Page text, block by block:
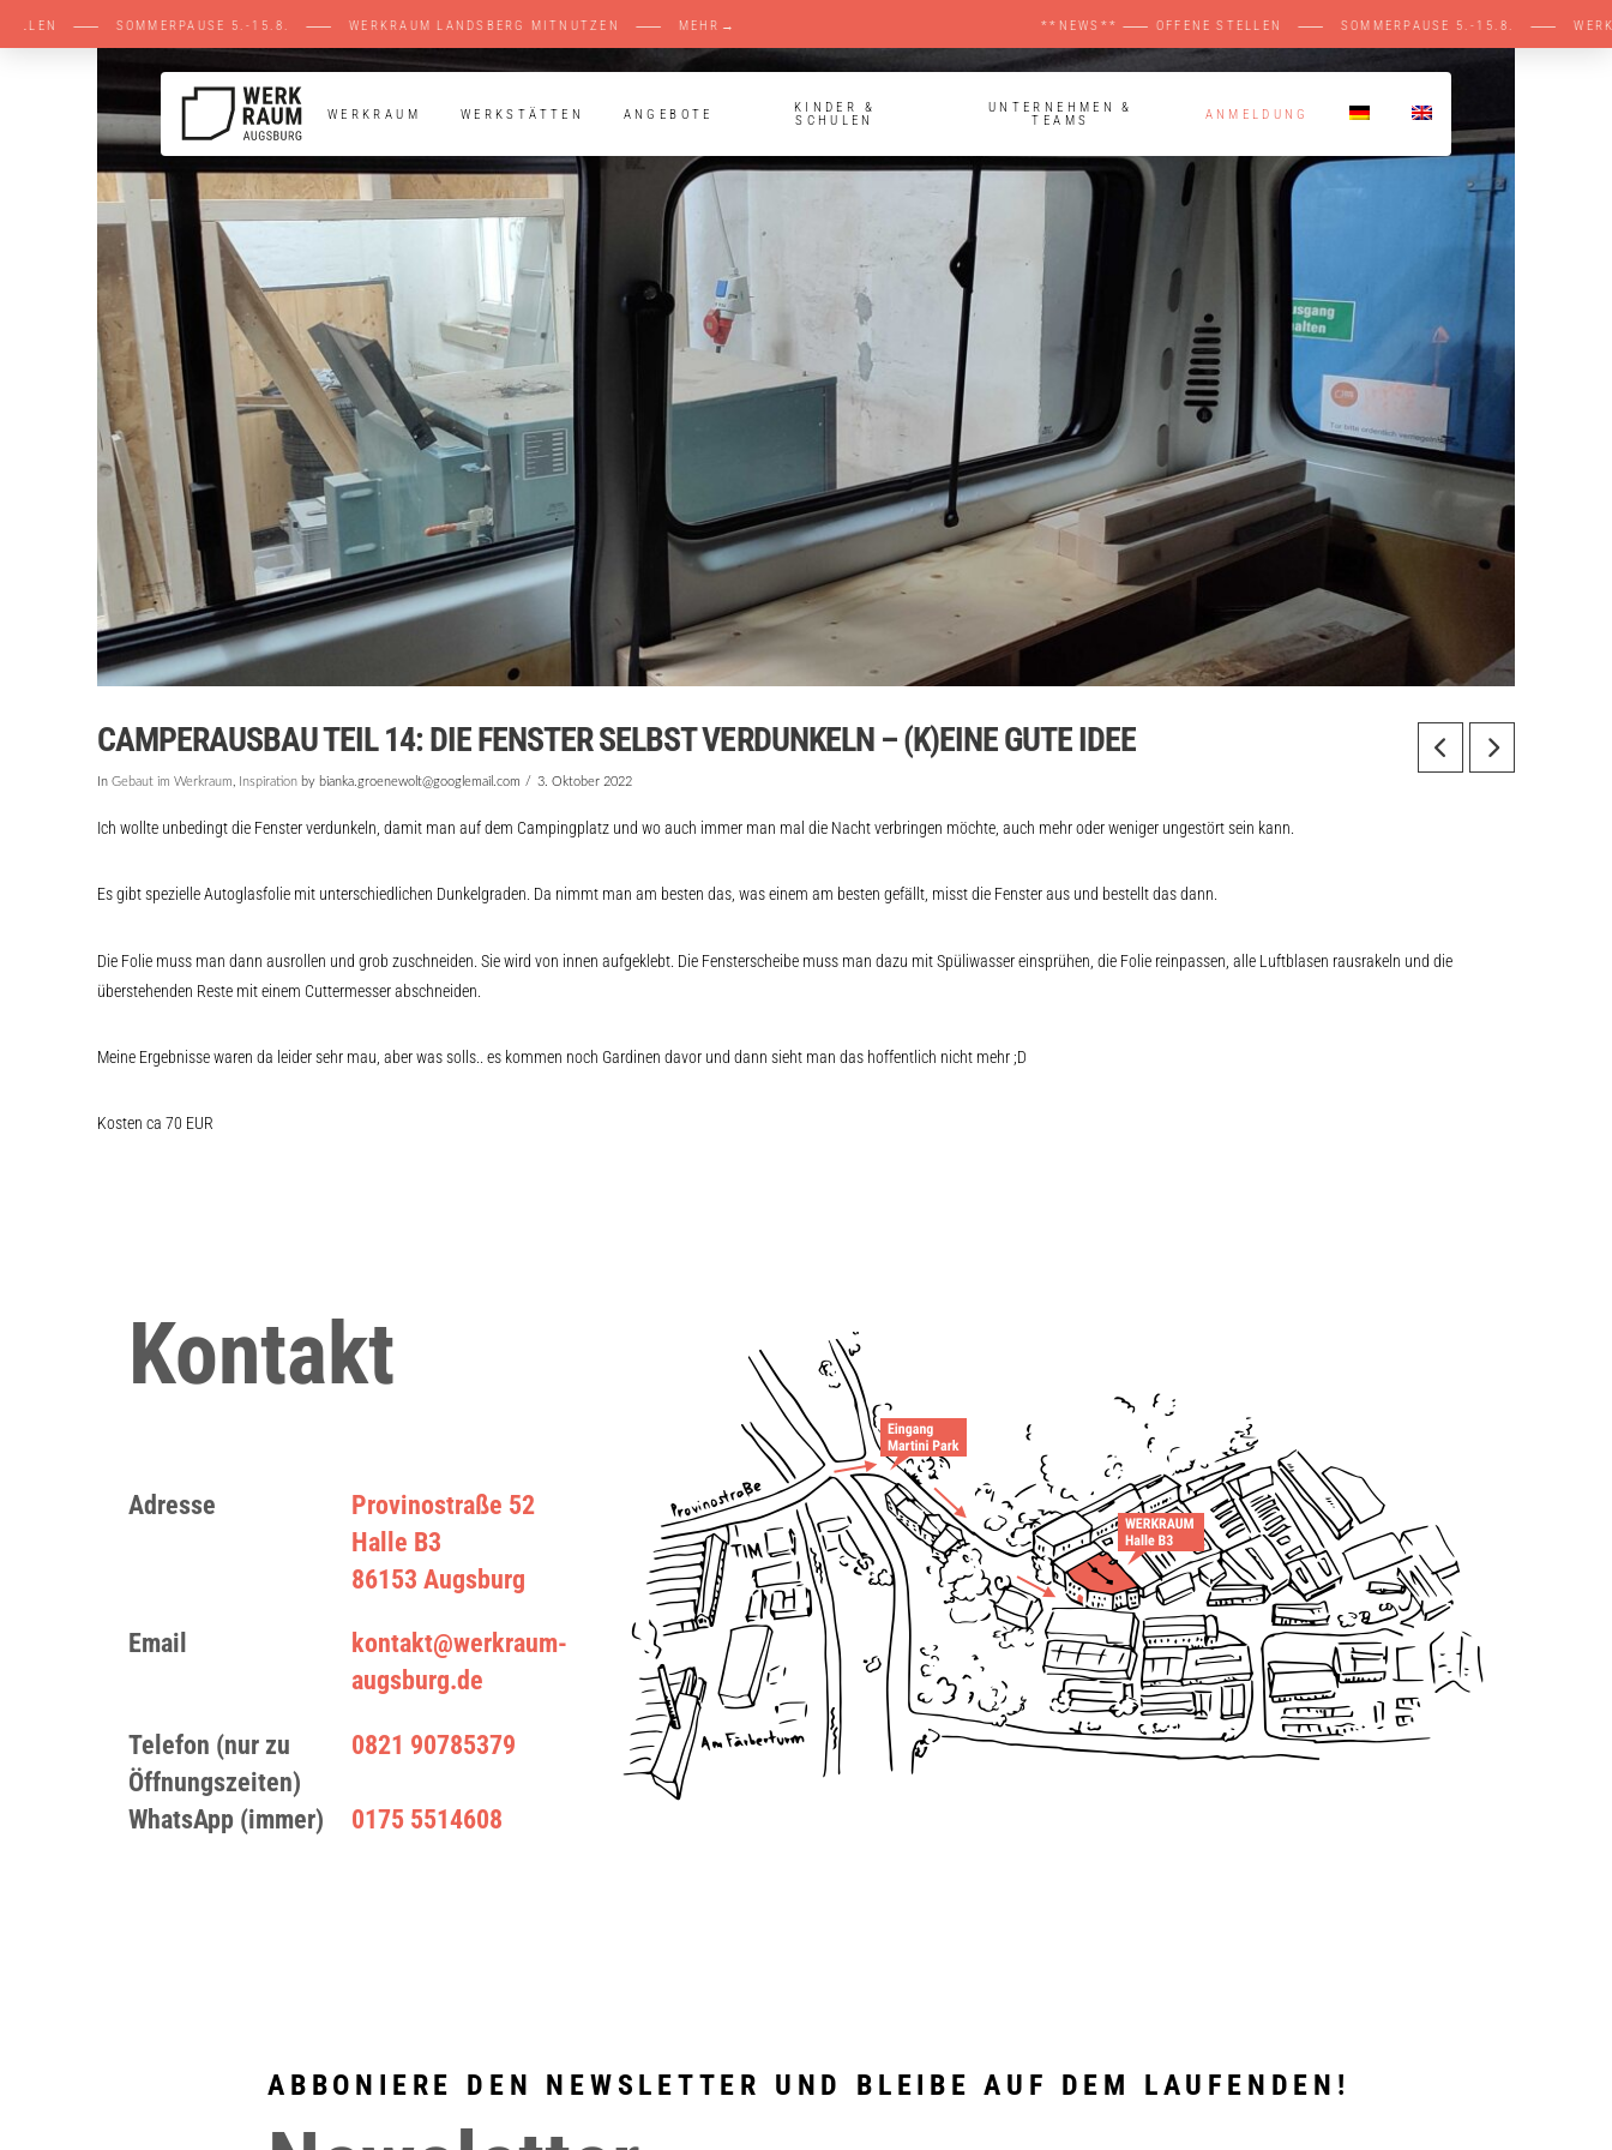
WERKRAUM WERKSTÄTTEN ANGEBOTE
KINDER &
SCHULEN
UNTERNEHMEN &
TEAMS
ANMELDUNG
STELLEN ⸺ SOMMERPAUSE 5.-15.8. ⸺ WERKRAUM LANDSBERG MITNUTZEN ⸺ MEHR→ **NEWS** ⸺ OFFENE STELLEN ⸺ SOMMERPAUSE
CAMPERAUSBAU TEIL 14: DIE FENSTER SELBST VERDUNKELN – (K)EINE GUTE IDEE
In Gebaut im Werkraum Inspirationby bianka.groenewolt@googlemail.com 3. Oktober 2022
Ich wollte unbedingt die Fenster verdunkeln, damit man auf dem Campingplatz und wo auch immer man mal die Nacht verbringen möchte, auch mehr oder weniger ungestört sein kann.
Es gibt spezielle Autoglasfolie mit unterschiedlichen Dunkelgraden. Da nimmt man am besten das, was einem am besten gefällt, misst die Fenster aus und bestellt das dann.
Die Folie muss man dann ausrollen und grob zuschneiden. Sie wird von innen aufgeklebt. Die Fensterscheibe muss man dazu mit Spüliwasser einsprühen, die Folie reinpassen, alle Luftblasen rausrakeln und die
überstehenden Reste mit einem Cuttermesser abschneiden.
Meine Ergebnisse waren da leider sehr mau, aber was solls.. es kommen noch Gardinen davor und dann sieht man das hoffentlich nicht mehr ;D
Kosten ca 70 EUR
Kontakt
Adresse
Provinostraße 52
Halle B3
86153 Augsburg
Email
kontakt@werkraum-
augsburg.de
Telefon (nur zu
Öffnungszeiten)
0821 90785379
WhatsApp (immer) 0175 5514608
ABBONIERE DEN NEWSLETTER UND BLEIBE AUF DEM LAUFENDEN!